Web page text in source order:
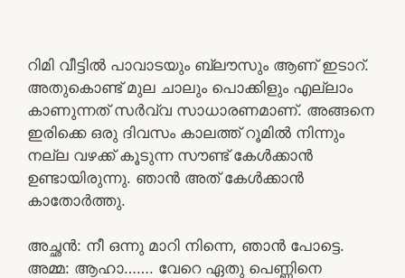
റിമി വീട്ടിൽ പാവാടയും ബ്ലൗസും ആണ് ഇടാറ്.
അതുകൊണ്ട് മുല ചാലും പൊക്കിളും എല്ലാം
കാണുന്നത് സർവ്വ സാധാരണമാണ്. അങ്ങനെ
ഇരിക്കെ ഒരു ദിവസം കാലത്ത് റൂമിൽ നിന്നും
നല്ല വഴക്ക് കൂടുന്ന സൗണ്ട് കേൾക്കാൻ
ഉണ്ടായിരുന്നു. ഞാൻ അത് കേൾക്കാൻ
കാതോർത്തു.
അച്ഛൻ: നീ ഒന്നു മാറി നിന്നെ, ഞാൻ പോട്ടെ.
അമ്മ: ആഹാ……. വേറെ ഏതു പെണ്ണിനെ